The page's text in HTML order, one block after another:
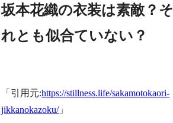
坂本花織の衣装は素敵？そ
れとも似合ていない？
「引用元:https://stillness.life/sakamotokaori-
jikkanokazoku/」